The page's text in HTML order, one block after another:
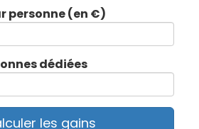
personne (en €)
dédiées
les gains